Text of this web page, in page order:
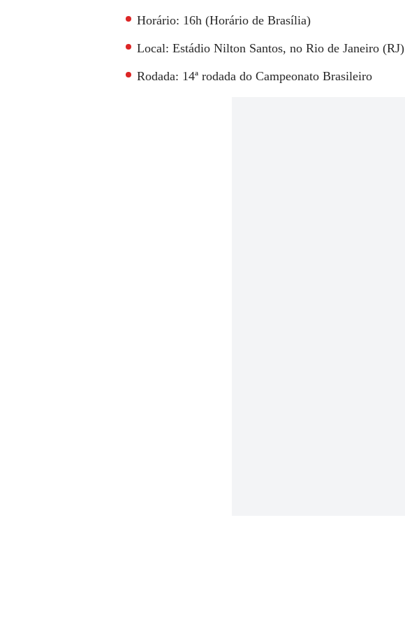
Horário: 16h (Horário de Brasília)
Local: Estádio Nilton Santos, no Rio de Janeiro (RJ)
Rodada: 14ª rodada do Campeonato Brasileiro